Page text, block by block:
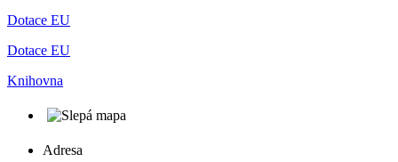
Dotace EU
Dotace EU
Knihovna
Adresa